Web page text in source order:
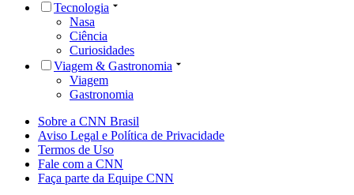
Tecnologia
Nasa
Ciência
Curiosidades
Viagem & Gastronomia
Viagem
Gastronomia
Sobre a CNN Brasil
Aviso Legal e Política de Privacidade
Termos de Uso
Fale com a CNN
Faça parte da Equipe CNN